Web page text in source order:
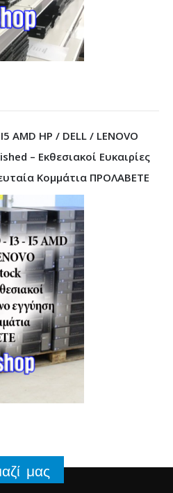
AMD HP / DELL / LENOVO
– Εκθεσιακοί Ευκαιρίες
Κομμάτια ΠΡΟΛΑΒΕΤΕ
μας